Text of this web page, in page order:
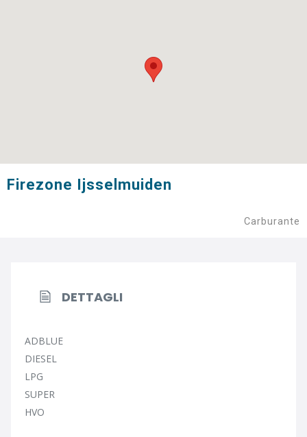
Firezone Ijsselmuiden
Carburante
DETTAGLI
ADBLUE
DIESEL
LPG
SUPER
HVO